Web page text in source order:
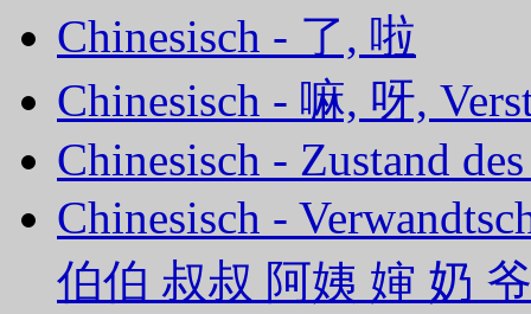
Chinesisch - 了, 啦
Chinesisch - 嘛, 呀,
Chinesisch - Zustand
Chinesisch -
伯伯 叔叔 阿姨 婶 奶 爷